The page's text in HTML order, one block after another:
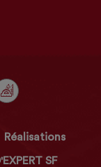
Réalisations
SF